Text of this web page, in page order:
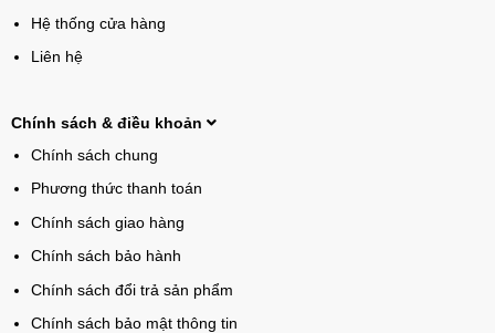
Hệ thống cửa hàng
Liên hệ
Chính sách & điều khoản
Chính sách chung
Phương thức thanh toán
Chính sách giao hàng
Chính sách bảo hành
Chính sách đổi trả sản phẩm
Chính sách bảo mật thông tin